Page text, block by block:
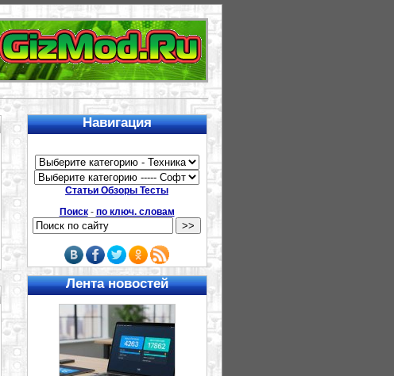
Навигация
Статьи Обзоры Тесты
Поиск- по ключ. словам
Лента новостей